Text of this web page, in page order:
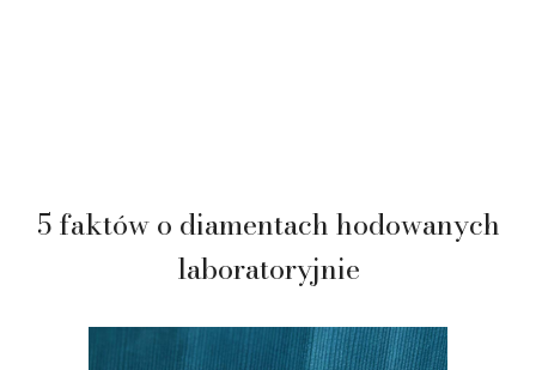
5 faktów o diamentach hodowanych
laboratoryjnie